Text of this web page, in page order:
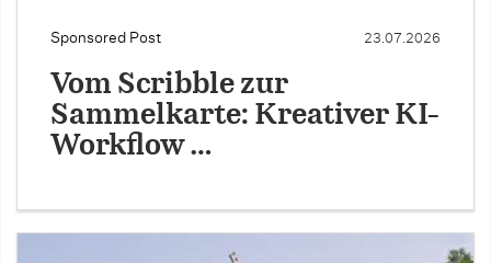
Sponsored Post 23.07.2026
Vom Scribble zur
Sammelkarte: Kreativer KI-
Workflow …